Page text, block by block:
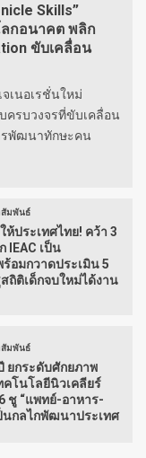
Skills”
กอนาคต พลิก
ขับเคลื่อน
เนอเรชั่นใหม่
ครบวงจรที่ขับเคลื่อน
รพัฒนาทักษะคน
สัมพันธ์
ห้ประเทศไทย! คว้า 3
IEAC เป็น
อมกวาดประเมิน 5
ถิติเด็กจบใหม่ได้งาน
สัมพันธ์
ยกระดับศักยภาพ
โนโลยีนิวเคลียร์
ชู “แพทย์-อาหาร-
นกลไกพัฒนาประเทศ